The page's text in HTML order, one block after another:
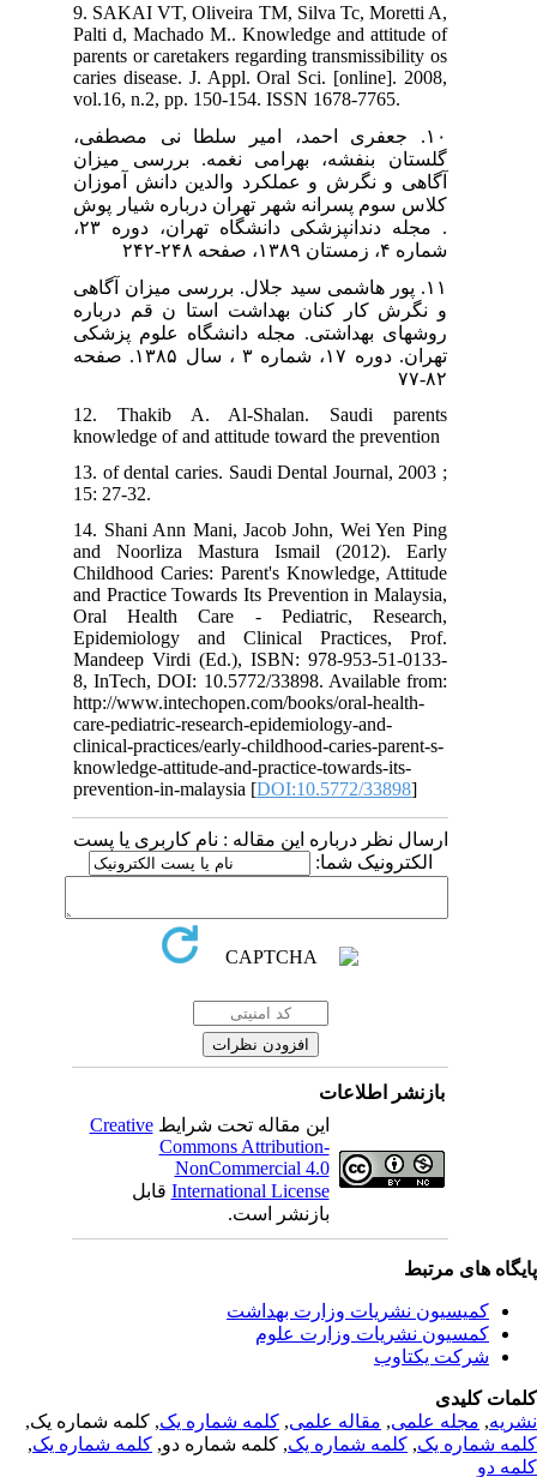
9. SAKAI VT, Oliveira TM, Silva Tc, Moretti A,
Palti d, Machado M.. Knowledge and attitude of
parents or caretakers regarding transmissibility os
caries disease. J. Appl. Oral Sci. [online]. 2008,
vol.16, n.2, pp. 150-154. ISSN 1678-7765.
۱۰. جعفری احمد، امیر سلطا نی مصطفی،
گلستان بنفشه، بهرامی نغمه. بررسی میزان
آگاهی و نگرش و عملکرد والدین دانش آموزان
کلاس سوم پسرانه شهر تهران درباره شیار پوش
. مجله دندانپزشکی دانشگاه تهران، دوره ۲۳،
شماره ۴، زمستان ۱۳۸۹، صفحه ۲۴۸-۲۴۲
۱۱. پور هاشمی سید جلال. بررسی میزان آگاهی
و نگرش کار کنان بهداشت استا ن قم درباره
روشهای بهداشتی. مجله دانشگاه علوم پزشکی
تهران. دوره ۱۷، شماره ۳ ، سال ۱۳۸۵. صفحه
۸۲-۷۷
12. Thakib A. Al-Shalan. Saudi parents
knowledge of and attitude toward the prevention
13. of dental caries. Saudi Dental Journal, 2003 ;
15: 27-32.
14. Shani Ann Mani, Jacob John, Wei Yen Ping
and Noorliza Mastura Ismail (2012). Early
Childhood Caries: Parent's Knowledge, Attitude
and Practice Towards Its Prevention in Malaysia,
Oral Health Care - Pediatric, Research,
Epidemiology and Clinical Practices, Prof.
Mandeep Virdi (Ed.), ISBN: 978-953-51-0133-
8, InTech, DOI: 10.5772/33898. Available from:
http://www.intechopen.com/books/oral-health-
care-pediatric-research-epidemiology-and-
clinical-practices/early-childhood-caries-parent-s-
knowledge-attitude-and-practice-towards-its-
prevention-in-malaysia [DOI:10.5772/33898
ارسال نظر درباره این مقاله : نام کاربری یا پست
الکترونیک شما:
بازنشر اطلاعات
این مقاله تحت شرایطCreative
Commons Attribution-
NonCommercial 4.0
International Licenseقابل
بازنشر است.
های مرتبط
کمیسیون نشریات وزارت بهداشت
کمسیون نشریات وزارت علوم
شرکت یکتاوب
کلیدی
,مجله علمی, مقاله علمی, کلمه شماره یک, کلمه شماره یک,
شماره یک,کلمه شماره یک, کلمه شماره دو,کلمه شماره یک,
دو